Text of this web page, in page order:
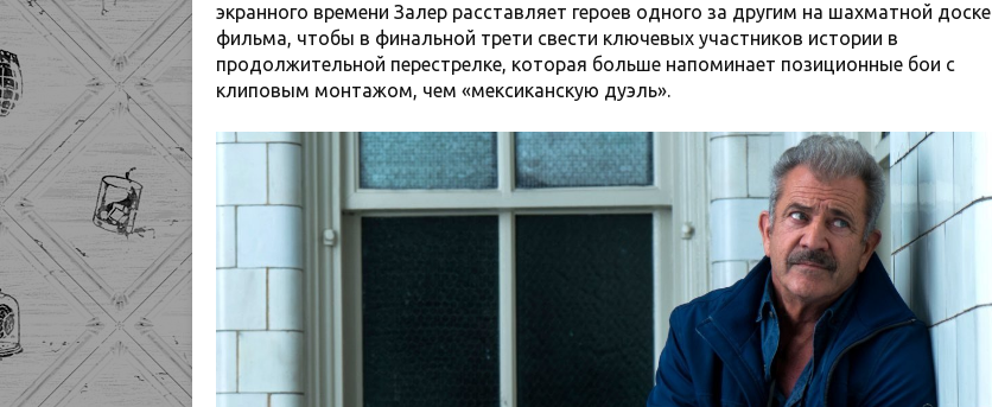
экранного времени Залер расставляет героев одного за другим на шахматной доске
фильма, чтобы в финальной трети свести ключевых участников истории в
продолжительной перестрелке, которая больше напоминает позиционные бои с
клиповым монтажом, чем «мексиканскую дуэль».